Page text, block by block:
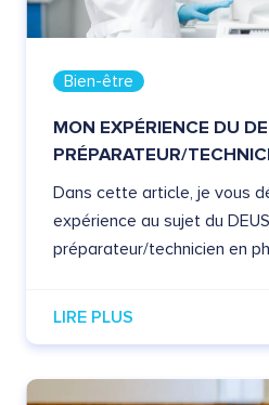
Bien-être
MON EXPÉRIENCE DU
PRÉPARATEUR/
Dans cette article, je vous
expérience au sujet du
préparateur/technicien en
LIRE PLUS